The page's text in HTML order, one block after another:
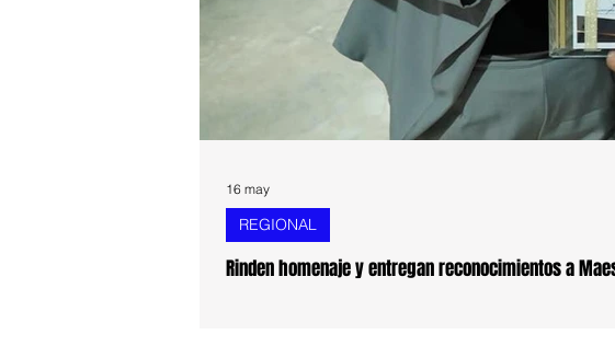
Rinden homenaje y entregan reconocimientos a
REGIONAL
16 may